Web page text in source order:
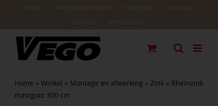
Home » Winkel » Montage en afwerking » Zink» Rheinzink
mastgoot 300 cm